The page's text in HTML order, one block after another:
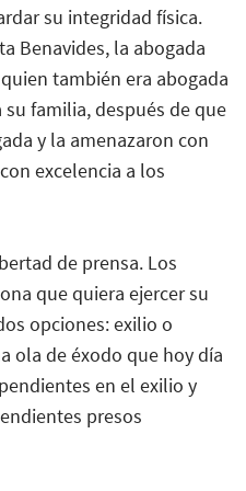
su integridad física.
Benavides, la abogada
también era abogada
familia, después de que
y la amenazaron con
excelencia a los
de prensa. Los
que quiera ejercer su
opciones: exilio o
ola de éxodo que hoy día
en el exilio y
presos